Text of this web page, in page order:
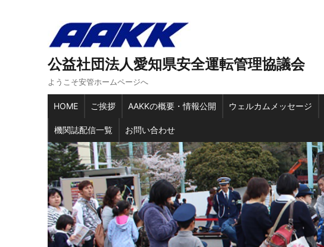
公益社団法人愛知県安全運転管理協議会
ようこそ安管ホームページへ
HOME ご挨拶 AAKKの概要・情報公開 ウェルカムメッセージ
機関誌配信一覧 お問い合わせ